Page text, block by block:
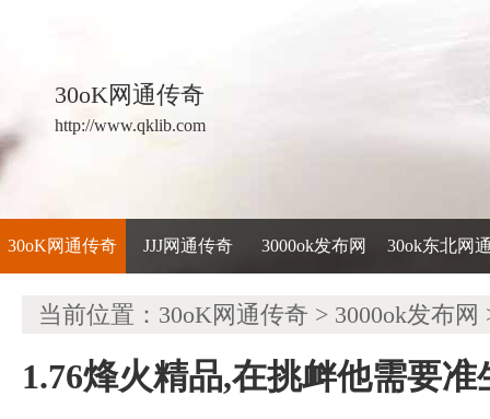
30oK网通传奇
http://www.qklib.com
30oK网通传奇 JJJ网通传奇 3000ok发布网 30ok东北网
当前位置： 30oK网通传奇 > 3000ok发布网
1.76烽火精品,在挑衅他需要